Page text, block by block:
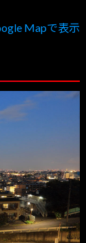
Mapで表示